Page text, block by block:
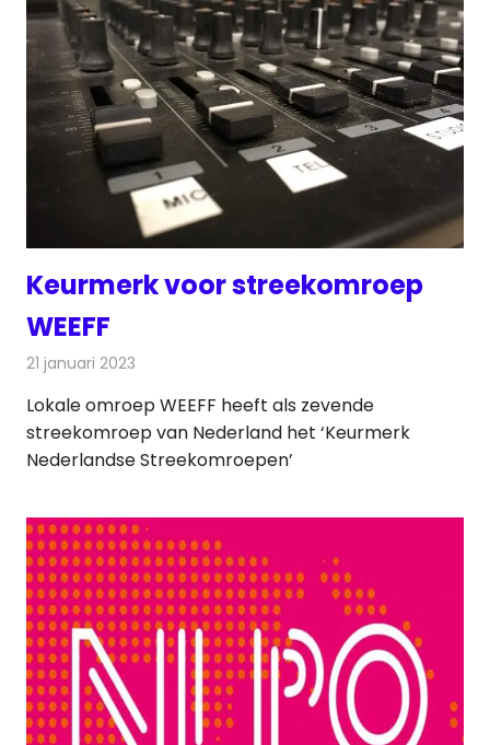
Keurmerk voor streekomroep
WEEFF
21 januari 2023
Lokale omroep WEEFF heeft als zevende
streekomroep van Nederland het ‘Keurmerk
Nederlandse Streekomroepen’